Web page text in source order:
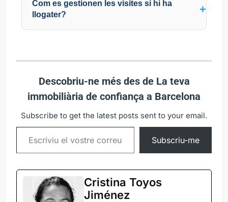
Com es gestionen les visites si hi ha
llogater?
Descobriu-ne més des de La teva
immobiliària de confiança a Barcelona
Subscribe to get the latest posts sent to your email.
Subscriu-me
Cristina Toyos
Jiménez